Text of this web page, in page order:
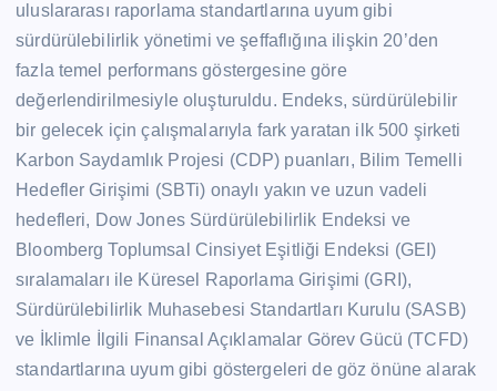
uluslararası raporlama standartlarına uyum gibi
sürdürülebilirlik yönetimi ve şeffaflığına ilişkin 20’den
fazla temel performans göstergesine göre
değerlendirilmesiyle oluşturuldu. Endeks, sürdürülebilir
bir gelecek için çalışmalarıyla fark yaratan ilk 500 şirketi
Karbon Saydamlık Projesi (CDP) puanları, Bilim Temelli
Hedefler Girişimi (SBTi) onaylı yakın ve uzun vadeli
hedefleri, Dow Jones Sürdürülebilirlik Endeksi ve
Bloomberg Toplumsal Cinsiyet Eşitliği Endeksi (GEI)
sıralamaları ile Küresel Raporlama Girişimi (GRI),
Sürdürülebilirlik Muhasebesi Standartları Kurulu (SASB)
ve İklimle İlgili Finansal Açıklamalar Görev Gücü (TCFD)
standartlarına uyum gibi göstergeleri de göz önüne alarak